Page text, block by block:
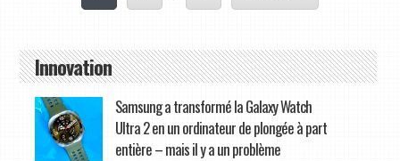
Innovation
Samsung a transformé la Galaxy Watch
Ultra 2 en un ordinateur de plongée à part
entière – mais il y a un problème